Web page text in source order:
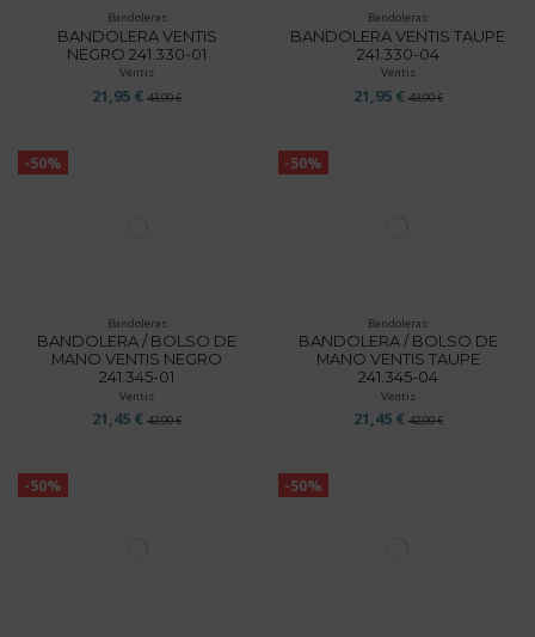
Bandoleras
BANDOLERA VENTIS
NEGRO 241.330-01
Ventis
21,95 €43,90 €
Bandoleras
BANDOLERA VENTIS TAUPE
241.330-04
Ventis
21,95 € 43,90 €
-50%
Bandoleras
BANDOLERA / BOLSO DE
MANO VENTIS NEGRO
241.345-01
Ventis
21,45 €42,90 €
-50%
Bandoleras
BANDOLERA / BOLSO DE
MANO VENTIS TAUPE
241.345-04
Ventis
21,45 € 42,90 €
-50% -50%